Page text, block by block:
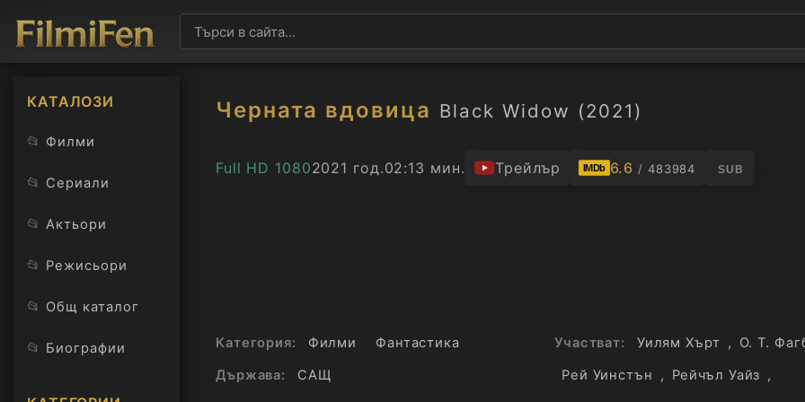
КАТАЛОЗИ
📂 Филми
📂 Сериали
📂 Актьори
📂 Режисьори
📂 Общ каталог
📂 Биографии
Черната вдовица Black Widow (2021)
Full HD 10802021 год.02:13 мин. Трейлър IMDb 6.6 / 483984 SUB
Категория: Филми
Фантастика
Държава:
САЩ
Участват: Уилям Хърт , О. Т.
Рей Уинстън
, Рейчъл Уайз ,